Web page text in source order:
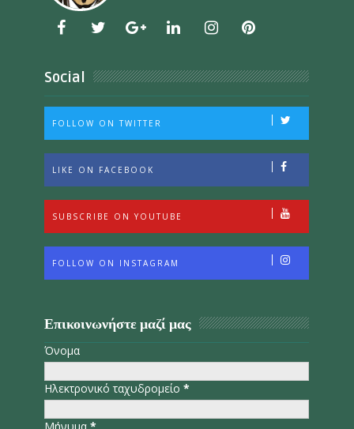
Social
FOLLOW ON TWITTER
LIKE ON FACEBOOK
SUBSCRIBE ON YOUTUBE
FOLLOW ON INSTAGRAM
Επικοινωνήστε μαζί μας
Όνομα
Ηλεκτρονικό ταχυδρομείο*
Μήνυμα*